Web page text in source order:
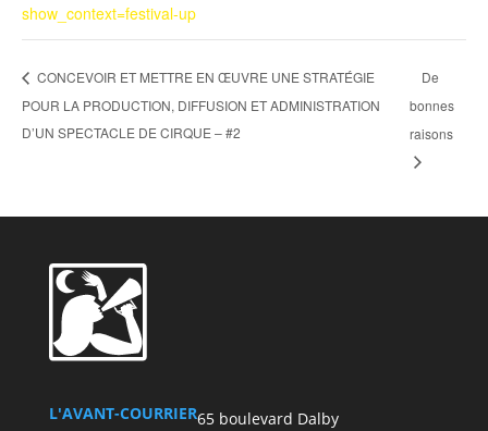
show_context=festival-up
CONCEVOIR ET METTRE EN ŒUVRE UNE STRATÉGIE
POUR LA PRODUCTION, DIFFUSION ET ADMINISTRATION
D’UN SPECTACLE DE CIRQUE – #2
De
bonnes
raisons
L'AVANT-COURRIER65 boulevard Dalby